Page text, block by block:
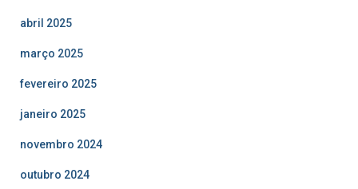
abril 2025
março 2025
fevereiro 2025
janeiro 2025
novembro 2024
outubro 2024